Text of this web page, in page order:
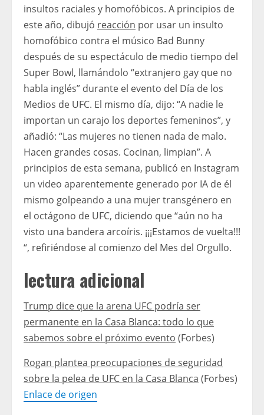
insultos raciales y homofóbicos. A principios de
este año, dibujó reacción por usar un insulto
homofóbico contra el músico Bad Bunny
después de su espectáculo de medio tiempo del
Super Bowl, llamándolo “extranjero gay que no
habla inglés” durante el evento del Día de los
Medios de UFC. El mismo día, dijo: “A nadie le
importan un carajo los deportes femeninos”, y
añadió: “Las mujeres no tienen nada de malo.
Hacen grandes cosas. Cocinan, limpian”. A
principios de esta semana, publicó en Instagram
un video aparentemente generado por IA de él
mismo golpeando a una mujer transgénero en
el octágono de UFC, diciendo que “aún no ha
visto una bandera arcoíris. ¡¡¡Estamos de vuelta!!!
“, refiriéndose al comienzo del Mes del Orgullo.
lectura adicional
Trump dice que la arena UFC podría ser
permanente en la Casa Blanca: todo lo que
sabemos sobre el próximo evento (Forbes)
Rogan plantea preocupaciones de seguridad
sobre la pelea de UFC en la Casa Blanca (Forbes)
Enlace de origen